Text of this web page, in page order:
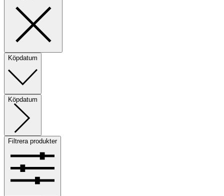
Köpdatum
Köpdatum
Filtrera produkter